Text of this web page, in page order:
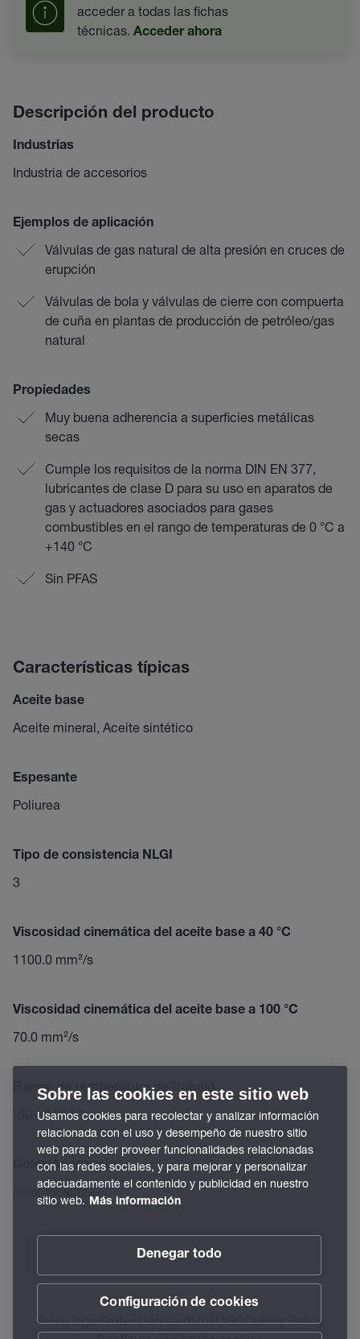
acceder a todas las fichas
técnicas. Acceder ahora
Descripción del producto
Industrias
Industria de accesorios
Ejemplos de aplicación
Válvulas de gas natural de alta presión en cruces de
erupción
Válvulas de bola y válvulas de cierre con compuerta
de cuña en plantas de producción de petróleo/gas
natural
Propiedades
Muy buena adherencia a superficies metálicas
secas
Cumple los requisitos de la norma DIN EN 377,
lubricantes de clase D para su uso en aparatos de
gas y actuadores asociados para gases
combustibles en el rango de temperaturas de 0 °C a
+140 °C
Sin PFAS
Características típicas
Aceite base
Aceite mineral, Aceite sintético
Espesante
Poliurea
Tipo de consistencia NLGI
3
Viscosidad cinemática del aceite base a 40 °C
1100.0 mm²/s
Viscosidad cinemática del aceite base a 100 °C
70.0 mm²/s
Rango de temperatura de trabajo
-30 – 160 °C
Color/Apariencia
color mostaza
Aviso legalProtección de datosCGCQuality Policy
Sobre las cookies en este sitio web
Usamos cookies para recolectar y analizar información
relacionada con el uso y desempeño de nuestro sitio
web para poder proveer funcionalidades relacionadas
con las redes sociales, y para mejorar y personalizar
adecuadamente el contenido y publicidad en nuestro
sitio web. Más información
Denegar todo
Configuración de cookies